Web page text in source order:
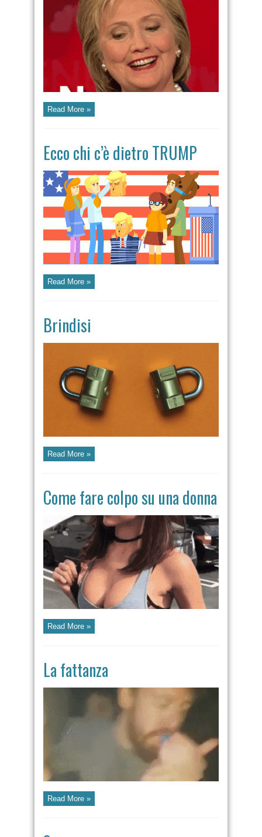
Read More »
Ecco chi c’è dietro TRUMP
Read More »
Brindisi
Read More »
Come fare colpo su una donna
Read More »
La fattanza
Read More »